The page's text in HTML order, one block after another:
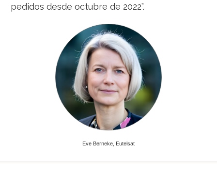
pedidos desde octubre de 2022”.
Eve Berneke, Eutelsat